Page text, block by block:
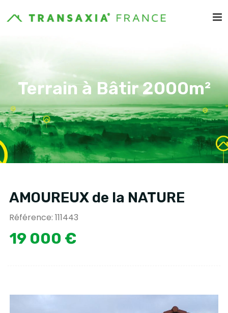
Terrain à Bâtir 2000m²
AMOUREUX de la NATURE
Référence: 111443
19 000 €